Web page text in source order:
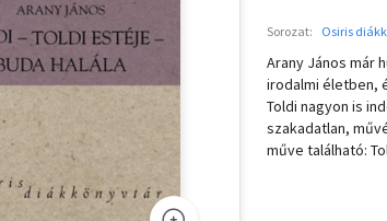
Sorozat: Osiris
Arany János már
irodalmi életben,
Toldi nagyon is
szakadatlan,
műve található: